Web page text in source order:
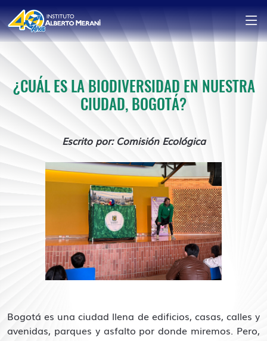
¿CUÁL ES LA BIODIVERSIDAD EN NUESTRA
CIUDAD, BOGOTÁ?
Escrito por: Comisión Ecológica
Bogotá es una ciudad llena de edificios, casas, calles y
avenidas, parques y asfalto por donde miremos. Pero,